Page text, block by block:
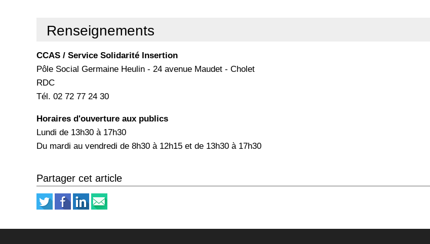
Renseignements
CCAS / Service Solidarité Insertion
Pôle Social Germaine Heulin - 24 avenue Maudet - Cholet
RDC
Tél. 02 72 77 24 30
Horaires d'ouverture aux publics
Lundi de 13h30 à 17h30
Du mardi au vendredi de 8h30 à 12h15 et de 13h30 à 17h30
Partager cet article